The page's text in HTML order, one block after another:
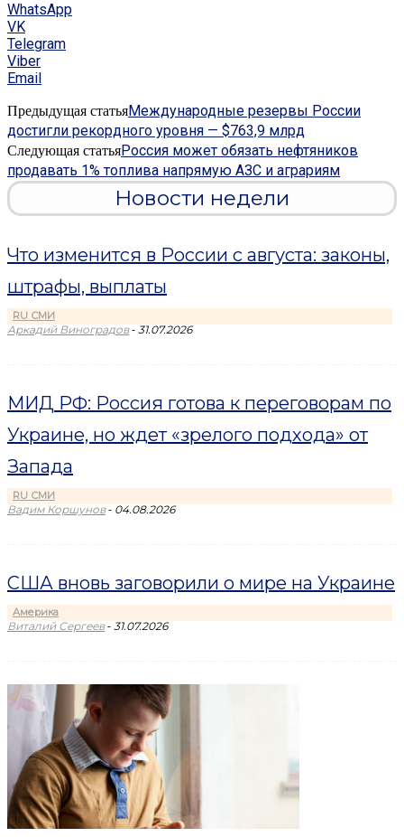
WhatsApp
VK
Telegram
Viber
Email
Предыдущая статьяМеждународные резервы России
достигли рекордного уровня — $763,9 млрд
Следующая статьяРоссия может обязать нефтяников
продавать 1% топлива напрямую АЗС и аграриям
Новости недели
Что изменится в России с августа: законы,
штрафы, выплаты
RU СМИ
Аркадий Виноградов - 31.07.2026
МИД РФ: Россия готова к переговорам по
Украине, но ждет «зрелого подхода» от
Запада
RU СМИ
Вадим Коршунов - 04.08.2026
США вновь заговорили о мире на Украине
Америка
Виталий Сергеев - 31.07.2026